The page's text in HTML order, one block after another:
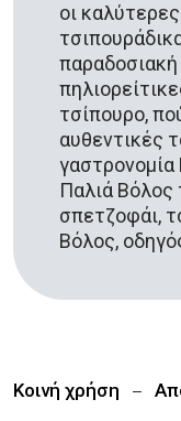
οι
παραδοσιακή
τσίπουρο,
αυθεντικές
Παλιά Βόλος
σπετζοφάι,
Βόλος,
Κοινή χρήση